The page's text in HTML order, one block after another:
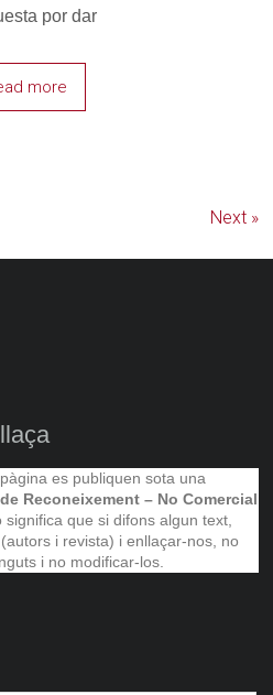
por dar
more
Next »
es publiquen sota una
Reconeixement – No Comercial
significa que si difons algun text,
i revista) i enllaçar-nos, no
i no modificar-los.